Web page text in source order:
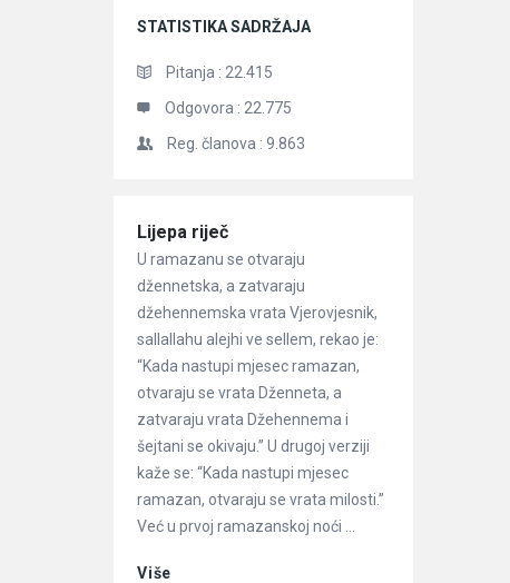
STATISTIKA SADRŽAJA
Pitanja : 22.415
Odgovora : 22.775
Reg. članova : 9.863
Članci
Lijepa riječ
U ramazanu se otvaraju
džennetska, a zatvaraju
džehennemska vrata Vjerovjesnik,
sallallahu alejhi ve sellem, rekao je:
“Kada nastupi mjesec ramazan,
otvaraju se vrata Dženneta, a
zatvaraju vrata Džehennema i
šejtani se okivaju.” U drugoj verziji
kaže se: “Kada nastupi mjesec
ramazan, otvaraju se vrata milosti.”
Već u prvoj ramazanskoj noći ...
Više